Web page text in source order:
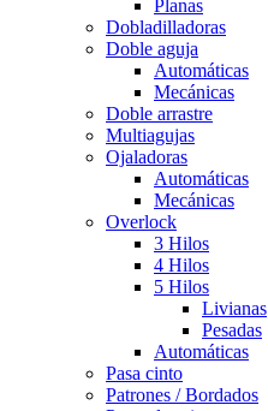
Planas
Dobladilladoras
Doble aguja
Automáticas
Mecánicas
Doble arrastre
Multiagujas
Ojaladoras
Automáticas
Mecánicas
Overlock
3 Hilos
4 Hilos
5 Hilos
Livianas
Pesadas
Automáticas
Pasa cinto
Patrones / Bordados